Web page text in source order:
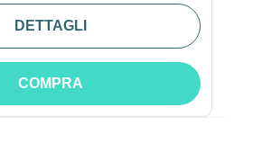
DETTAGLI
COMPRA